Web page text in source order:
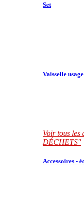
Set
Vaisselle
Voir tous
DÉCHETS"
Accessoires -